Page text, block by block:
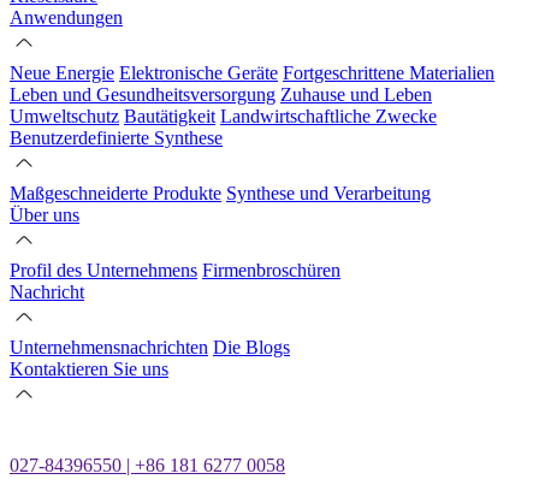
Anwendungen
Neue Energie Elektronische Geräte Fortgeschrittene Materialien
Leben und Gesundheitsversorgung Zuhause und Leben
Umweltschutz Bautätigkeit Landwirtschaftliche Zwecke
Benutzerdefinierte Synthese
Maßgeschneiderte Produkte Synthese und Verarbeitung
Über uns
Profil des Unternehmens Firmenbroschüren
Nachricht
Unternehmensnachrichten Die Blogs
Kontaktieren Sie uns
027-84396550 | +86 181 6277 0058